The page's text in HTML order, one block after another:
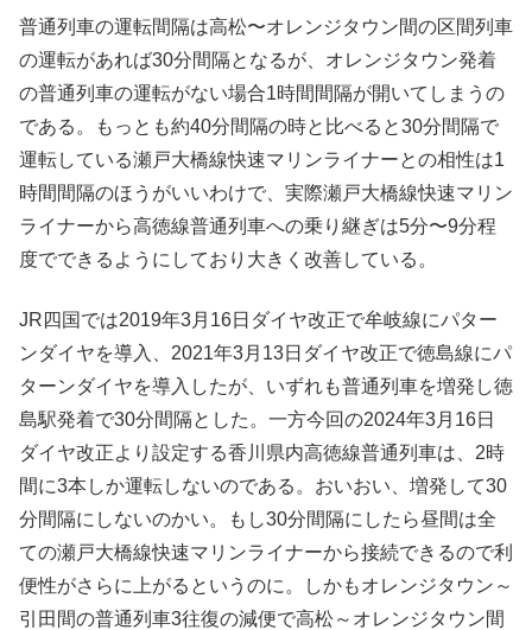
普通列車の運転間隔は高松〜オレンジタウン間の区間列車
の運転があれば30分間隔となるが、オレンジタウン発着
の普通列車の運転がない場合1時間間隔が開いてしまうの
である。もっとも約40分間隔の時と比べると30分間隔で
運転している瀬戸大橋線快速マリンライナーとの相性は1
時間間隔のほうがいいわけで、実際瀬戸大橋線快速マリン
ライナーから高徳線普通列車への乗り継ぎは5分〜9分程
度でできるようにしており大きく改善している。
JR四国では2019年3月16日ダイヤ改正で牟岐線にパター
ンダイヤを導入、2021年3月13日ダイヤ改正で徳島線にパ
ターンダイヤを導入したが、いずれも普通列車を増発し徳
島駅発着で30分間隔とした。一方今回の2024年3月16日
ダイヤ改正より設定する香川県内高徳線普通列車は、2時
間に3本しか運転しないのである。おいおい、増発して30
分間隔にしないのかい。もし30分間隔にしたら昼間は全
ての瀬戸大橋線快速マリンライナーから接続できるので利
便性がさらに上がるというのに。しかもオレンジタウン～
引田間の普通列車3往復の減便で高松～オレンジタウン間